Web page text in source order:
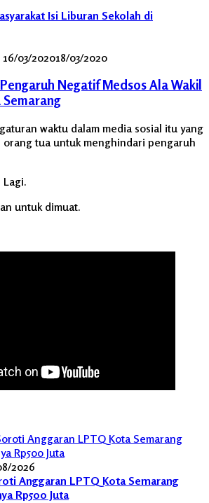
Isi Liburan Sekolah di
16/03/202018/03/2020
Negatif Medsos Ala Wakil
waktu dalam media sosial itu yang
orang tua untuk menghindari pengaruh
Lagi.
untuk dimuat.
2026
Anggaran LPTQ Kota Semarang
Rp500 Juta